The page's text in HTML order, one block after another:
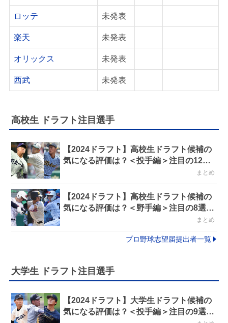
ロッテ 未発表
楽天 未発表
オリックス 未発表
西武 未発表
高校生 ドラフト注目選手
【2024ドラフト】高校生ドラフト候補の
気になる評価は？＜投手編＞注目の12選
まとめ
【2024ドラフト】高校生ドラフト候補の
気になる評価は？＜野手編＞注目の8選手
まとめ
プロ野球志望届提出者一覧
大学生 ドラフト注目選手
【2024ドラフト】大学生ドラフト候補の
気になる評価は？＜投手編＞注目の9選手